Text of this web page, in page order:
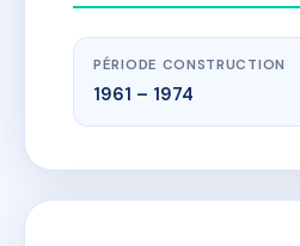
PÉRIODE CONSTRUCTION
1961 – 1974